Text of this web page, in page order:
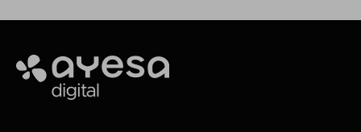
Ayesa